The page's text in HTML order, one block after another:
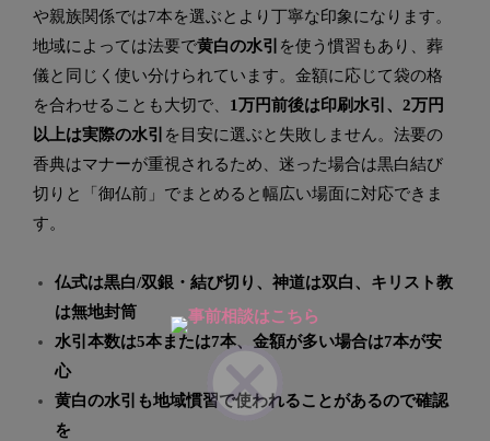
や親族関係では7本を選ぶとより丁寧な印象になります。
地域によっては法要で黄白の水引 を使う慣習もあり、葬
儀と同じく使い分けられています。金額に応じて袋の格
を合わせることも大切で、 1万円前後は印刷水引、2万円
以上は実際の水引 を目安に選ぶと失敗しません。法要の
香典はマナーが重視されるため、迷った場合は黒白結び
切りと「御仏前」でまとめると幅広い場面に対応できま
す。
仏式は黒白/双銀・結び切り、神道は双白、キリスト教
は無地封筒
水引本数は5本または7本、金額が多い場合は7本が安
心
黄白の水引も地域慣習で使われることがあるので確認
を